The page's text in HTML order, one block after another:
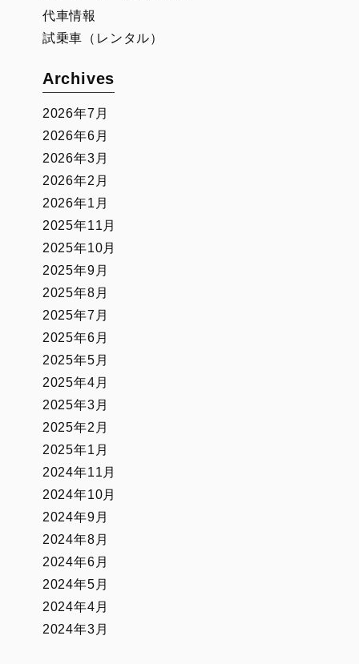
代車情報
試乗車（レンタル）
Archives
2026年7月
2026年6月
2026年3月
2026年2月
2026年1月
2025年11月
2025年10月
2025年9月
2025年8月
2025年7月
2025年6月
2025年5月
2025年4月
2025年3月
2025年2月
2025年1月
2024年11月
2024年10月
2024年9月
2024年8月
2024年6月
2024年5月
2024年4月
2024年3月